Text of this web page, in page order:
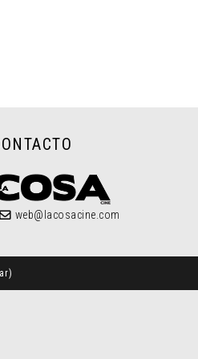
web@lacosacine.com
)